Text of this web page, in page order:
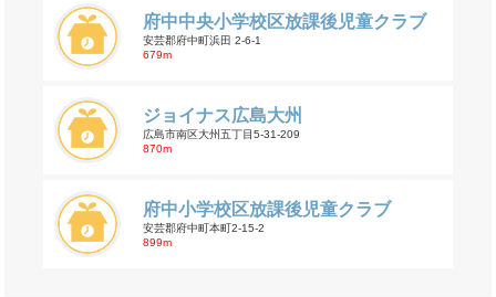
府中中央小学校区放課後児童クラブ
安芸郡府中町浜田 2-6-1
679m
ジョイナス広島大州
広島市南区大州五丁目5-31-209
870m
府中小学校区放課後児童クラブ
安芸郡府中町本町2-15-2
899m